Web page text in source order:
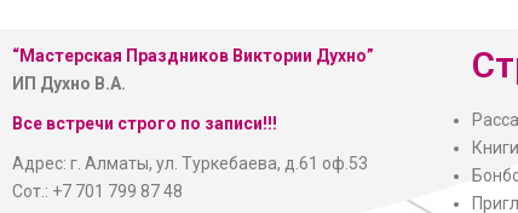
“Мастерская Праздников Виктории Духно”
ИП Духно В.А.
Все встречи строго по записи!!!
Адрес: г. Алматы, ул. Туркебаева, д.61 оф.53
Сот.: +7 701 799 87 48